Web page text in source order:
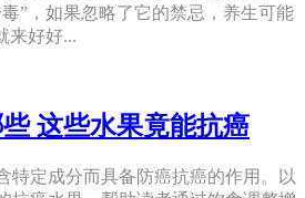
”，如果忽略了它的禁忌，养生可能
来好好...
这些水果竟能抗癌
特定成分而具备防癌抗癌的作用。以